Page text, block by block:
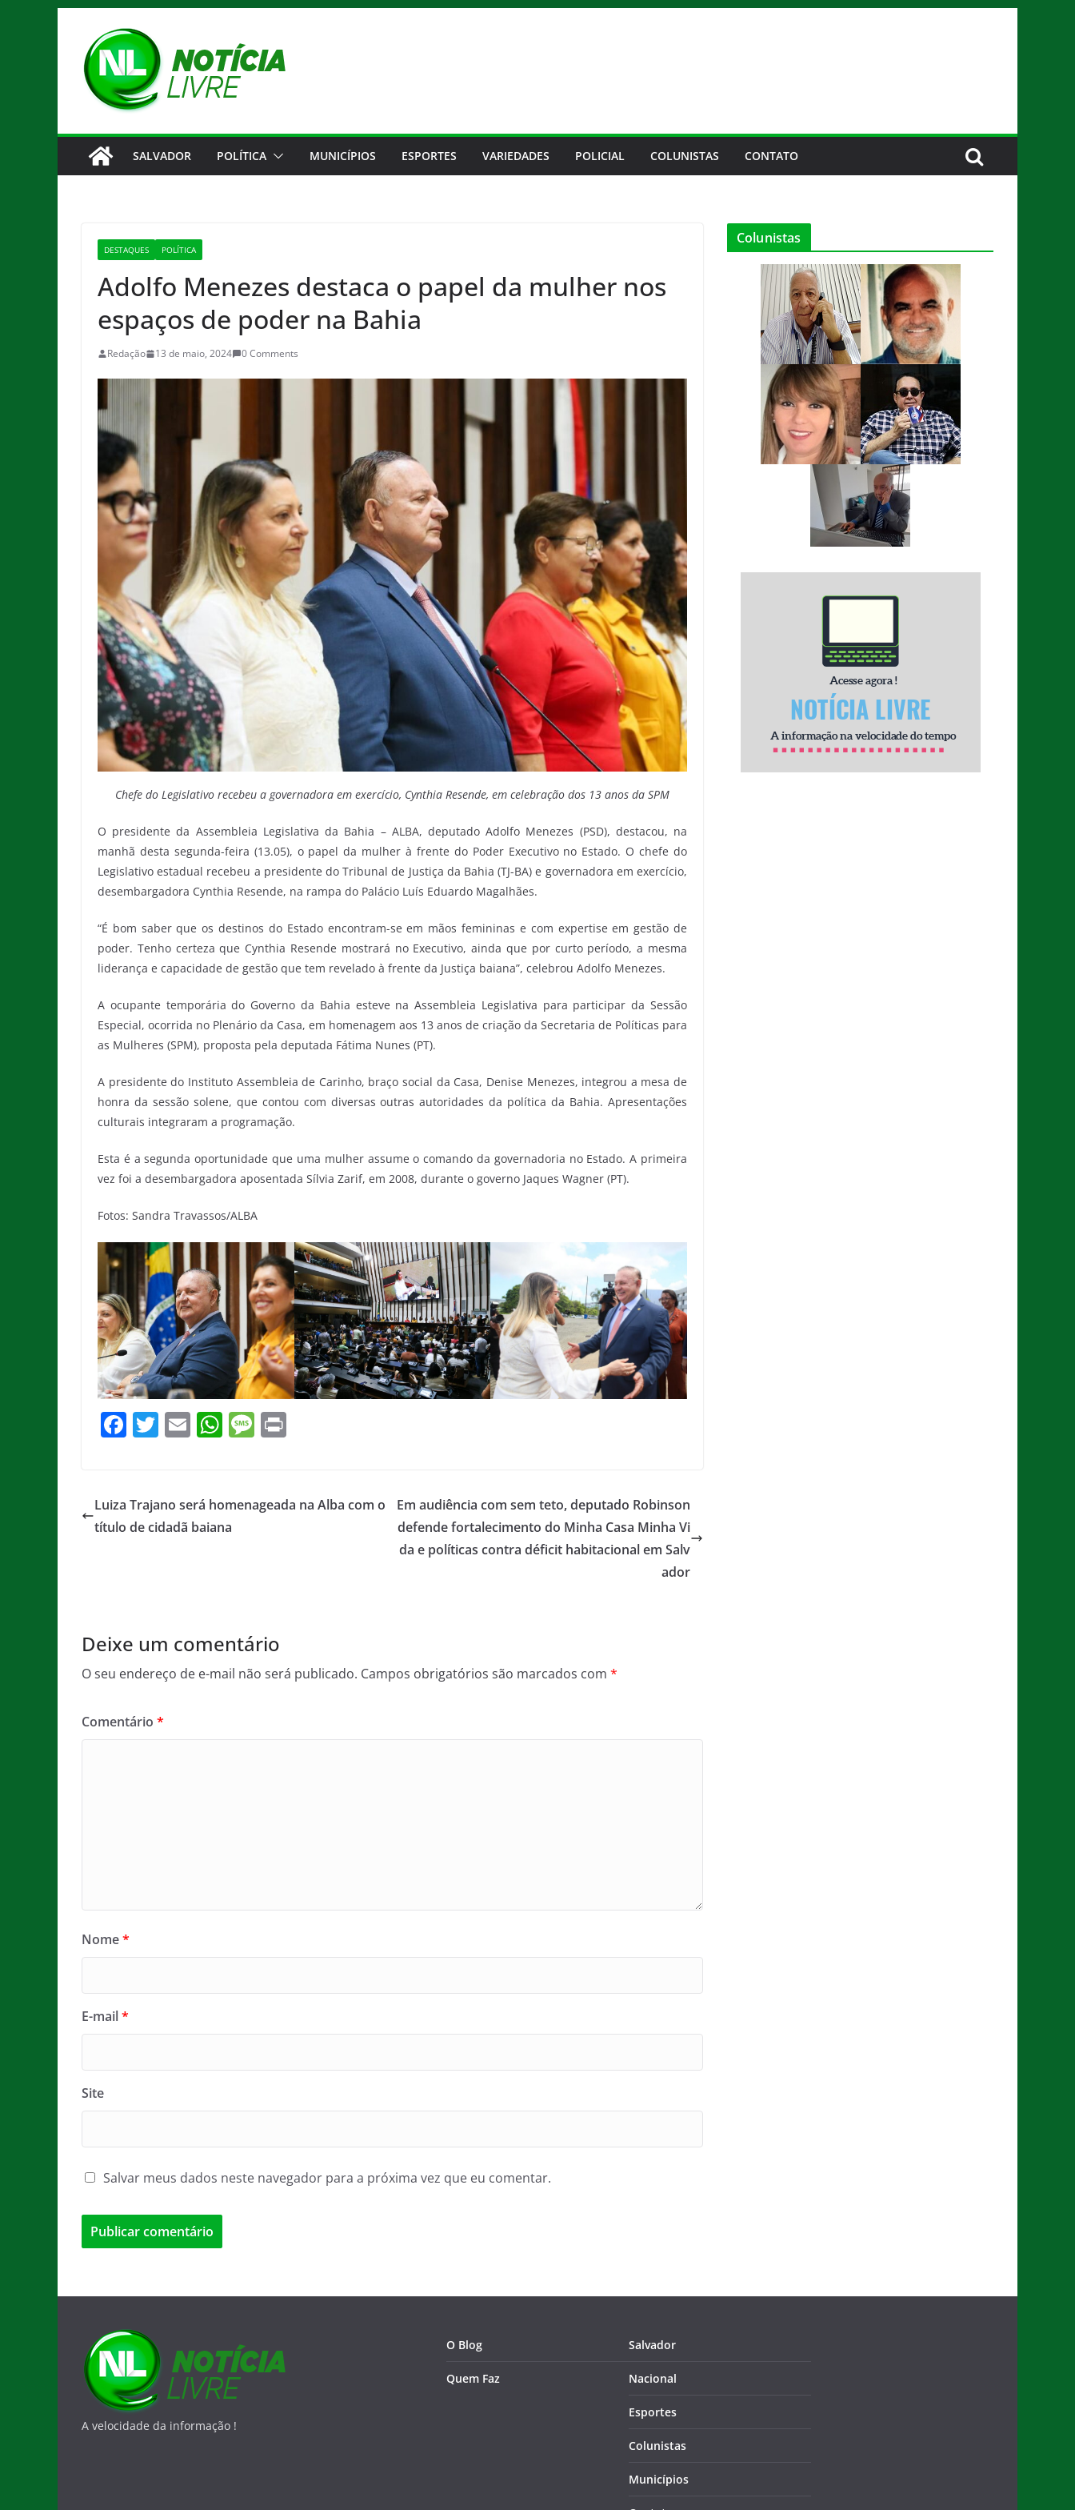
conteúdo
SALVADOR POLÍTICA MUNICÍPIOS ESPORTES VARIEDADES POLICIAL COLUNISTAS CONTATO
DESTAQUES POLÍTICA
Adolfo Menezes destaca o papel da mulher nos
espaços de poder na Bahia
Redação 13 de maio, 2024 0 Comments
Chefe do Legislativo recebeu a governadora em exercício, Cynthia Resende, em celebração dos 13 anos da SPM
O presidente da Assembleia Legislativa da Bahia – ALBA, deputado Adolfo Menezes (PSD), destacou, na
manhã desta segunda-feira (13.05), o papel da mulher à frente do Poder Executivo no Estado. O chefe do
Legislativo estadual recebeu a presidente do Tribunal de Justiça da Bahia (TJ-BA) e governadora em exercício,
desembargadora Cynthia Resende, na rampa do Palácio Luís Eduardo Magalhães.
“É bom saber que os destinos do Estado encontram-se em mãos femininas e com expertise em gestão de
poder. Tenho certeza que Cynthia Resende mostrará no Executivo, ainda que por curto período, a mesma
liderança e capacidade de gestão que tem revelado à frente da Justiça baiana”, celebrou Adolfo Menezes.
A ocupante temporária do Governo da Bahia esteve na Assembleia Legislativa para participar da Sessão
Especial, ocorrida no Plenário da Casa, em homenagem aos 13 anos de criação da Secretaria de Políticas para
as Mulheres (SPM), proposta pela deputada Fátima Nunes (PT).
A presidente do Instituto Assembleia de Carinho, braço social da Casa, Denise Menezes, integrou a mesa de
honra da sessão solene, que contou com diversas outras autoridades da política da Bahia. Apresentações
culturais integraram a programação.
Esta é a segunda oportunidade que uma mulher assume o comando da governadoria no Estado. A primeira
vez foi a desembargadora aposentada Sílvia Zarif, em 2008, durante o governo Jaques Wagner (PT).
Fotos: Sandra Travassos/ALBA
F
e
b
T
er
E
l
W
s
A
M
a
Luiza Trajano será homenageada na Alba com o
título de cidadã baiana
Em audiência com sem teto, deputado Robinson
defende fortalecimento do Minha Casa Minha Vi
da e políticas contra déficit habitacional em Salv
ador
Deixe um comentário
O seu endereço de e-mail não será publicado. Campos obrigatórios são marcados com *
Comentário *
Nome*
E-mail*
Site
Salvar meus dados neste navegador para a próxima vez que eu comentar.
Colunistas
A velocidade da informação !
O Blog
Quem Faz
Salvador
Nacional
Esportes
Colunistas
Municípios